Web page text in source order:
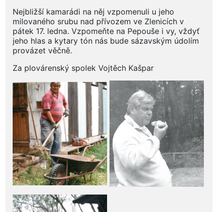
Nejbližší kamarádi na něj vzpomenuli u jeho
milovaného srubu nad přívozem ve Zlenicích v
pátek 17. ledna. Vzpomeňte na Pepouše i vy, vždyť
jeho hlas a kytary tón nás bude sázavským údolím
provázet věčně.
Za plovárenský spolek Vojtěch Kašpar